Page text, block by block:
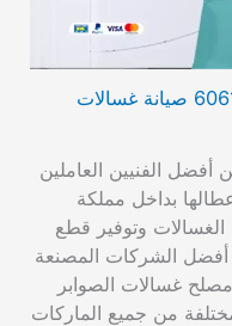
فني تصليح غسالات الصوابر 60615556 صيانة غسالات
أفضل الفنيين العاملين
بداخل مملكة
وتوفير قطع
الشركات المصنعة
غسالات الصوابر
من جميع الماركات